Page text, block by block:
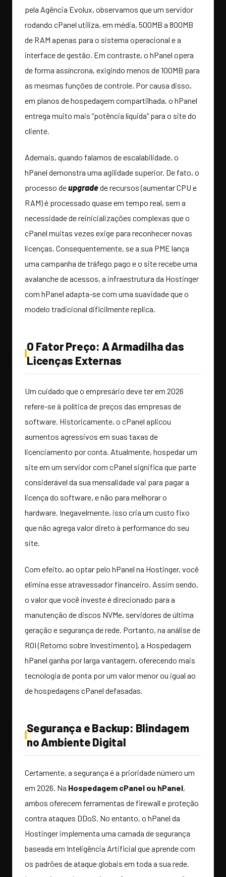
pela Agência Evolux, observamos que um servidor
rodando cPanel utiliza, em média, 500MB a 800MB
de RAM apenas para o sistema operacional e a
interface de gestão. Em contraste, o hPanel opera
de forma assíncrona, exigindo menos de 100MB para
as mesmas funções de controle. Por causa disso,
em planos de hospedagem compartilhada, o hPanel
entrega muito mais “potência líquida” para o site do
cliente.
Ademais, quando falamos de escalabilidade, o
hPanel demonstra uma agilidade superior. De fato, o
processo deupgradede recursos (aumentar CPU e
RAM) é processado quase em tempo real, sem a
necessidade de reinicializações complexas que o
cPanel muitas vezes exige para reconhecer novas
licenças. Consequentemente, se a sua PME lança
uma campanha de tráfego pago e o site recebe uma
avalanche de acessos, a infraestrutura da Hostinger
com hPanel adapta-se com uma suavidade que o
modelo tradicional dificilmente replica.
O Fator Preço: A Armadilha das
Licenças Externas
Um cuidado que o empresário deve ter em 2026
refere-se à política de preços das empresas de
software. Historicamente, o cPanel aplicou
aumentos agressivos em suas taxas de
licenciamento por conta. Atualmente, hospedar um
site em um servidor com cPanel significa que parte
considerável da sua mensalidade vai para pagar a
licença do software, e não para melhorar o
hardware. Inegavelmente, isso cria um custo fixo
que não agrega valor direto à performance do seu
site.
Com efeito, ao optar pelo hPanel na Hostinger, você
elimina esse atravessador financeiro. Assim sendo,
o valor que você investe é direcionado para a
manutenção de discos NVMe, servidores de última
geração e segurança de rede. Portanto, na análise de
ROI (Retorno sobre Investimento), a Hospedagem
hPanel ganha por larga vantagem, oferecendo mais
tecnologia de ponta por um valor menor ou igual ao
de hospedagens cPanel defasadas.
Segurança e Backup: Blindagem
no Ambiente Digital
Certamente, a segurança é a prioridade número um
em 2026. Na Hospedagem cPanel ou hPanel,
ambos oferecem ferramentas de firewall e proteção
contra ataques DDoS. No entanto, o hPanel da
Hostinger implementa uma camada de segurança
baseada em Inteligência Artificial que aprende com
os padrões de ataque globais em toda a sua rede.